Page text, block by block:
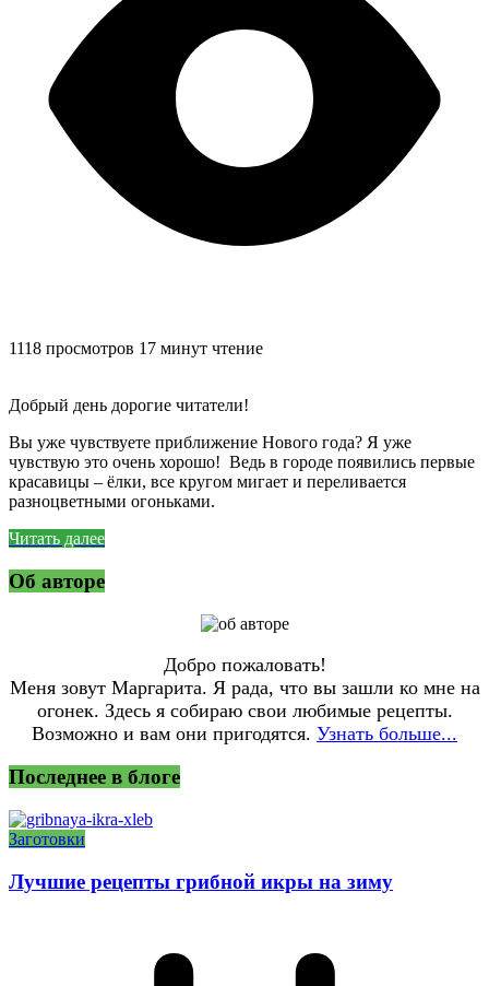
1118 просмотров 17 минут чтение
Добрый день дорогие читатели!
Вы уже чувствуете приближение Нового года? Я уже
чувствую это очень хорошо! Ведь в городе появились первые
красавицы – ёлки, все кругом мигает и переливается
разноцветными огоньками.
Читать далее
Об авторе
Добро пожаловать!
Меня зовут Маргарита. Я рада, что вы зашли ко мне на
огонек. Здесь я собираю свои любимые рецепты.
Возможно и вам они пригодятся. Узнать больше...
Последнее в блоге
Заготовки
Лучшие рецепты грибной икры на зиму